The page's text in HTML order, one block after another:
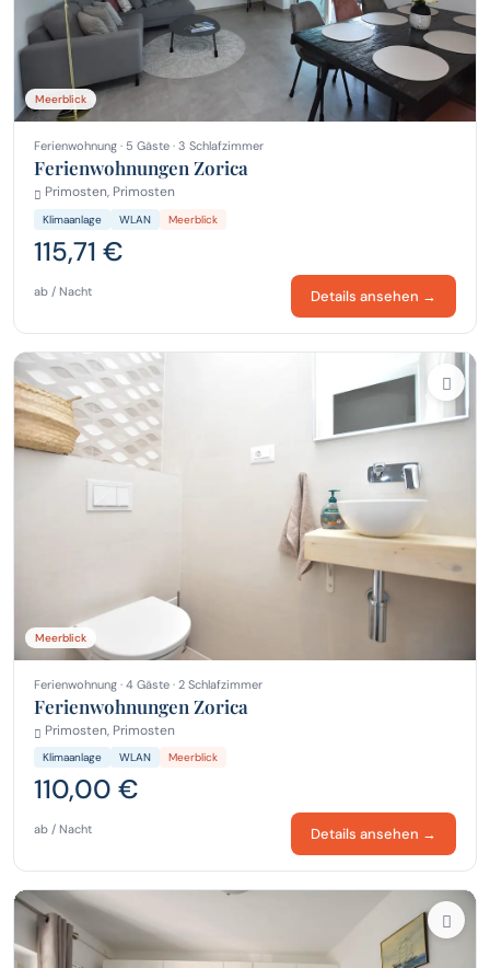
Meerblick
Ferienwohnung · 5 Gäste · 3 Schlafzimmer
Ferienwohnungen Zorica
Primosten, Primosten
Klimaanlage WLAN Meerblick
115,71 €
ab / Nacht Details ansehen →
Meerblick
Ferienwohnung · 4 Gäste · 2 Schlafzimmer
Ferienwohnungen Zorica
Primosten, Primosten
Klimaanlage WLAN Meerblick
110,00 €
ab / Nacht Details ansehen →